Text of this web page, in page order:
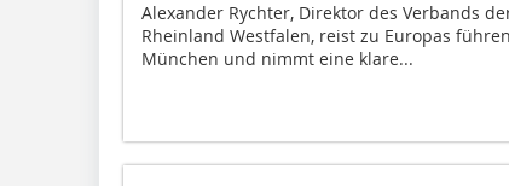
Alexander Rychter, Direktor des Verbands
Rheinland Westfalen, reist zu Europas
München und nimmt eine klare...